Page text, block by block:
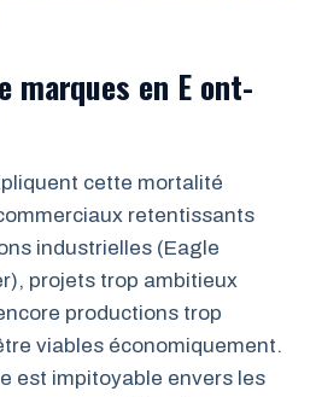
marques en E ont-
cette mortalité
retentissants
industrielles (Eagle
projets trop ambitieux
productions trop
viables économiquement.
est impitoyable envers les